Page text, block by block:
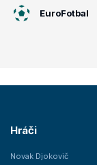
EuroFotbal
Hráči
Novak Djokovič